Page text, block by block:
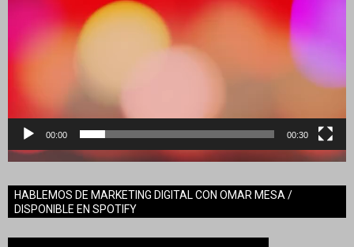
00:00 00:30
HABLEMOS DE MARKETING DIGITAL CON OMAR MESA /
DISPONIBLE EN SPOTIFY